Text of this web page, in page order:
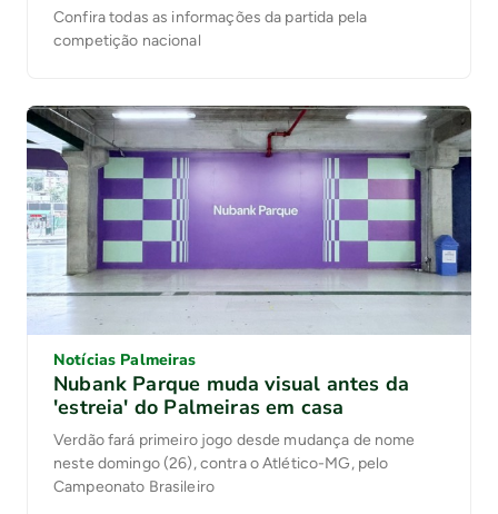
Confira todas as informações da partida pela
competição nacional
Notícias Palmeiras
Nubank Parque muda visual antes da
'estreia' do Palmeiras em casa
Verdão fará primeiro jogo desde mudança de nome
neste domingo (26), contra o Atlético-MG, pelo
Campeonato Brasileiro